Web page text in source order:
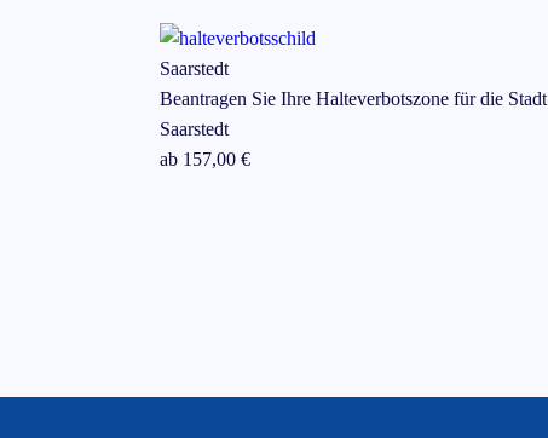
Saarstedt
Beantragen Sie Ihre Halteverbotszone für die Stadt
Saarstedt
ab 157,00 €